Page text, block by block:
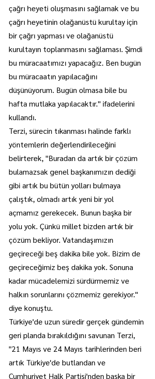
çağrı heyeti oluşmasını sağlamak ve bu
çağrı heyetinin olağanüstü kurultay için
bir çağrı yapması ve olağanüstü
kurultayın toplanmasını sağlaması. Şimdi
bu müracaatımızı yapacağız. Ben bugün
bu müracaatın yapılacağını
düşünüyorum. Bugün olmasa bile bu
hafta mutlaka yapılacaktır." ifadelerini
kullandı.
Terzi, sürecin tıkanması halinde farklı
yöntemlerin değerlendirileceğini
belirterek, "Buradan da artık bir çözüm
bulamazsak genel başkanımızın dediği
gibi artık bu bütün yolları bulmaya
çalıştık, olmadı artık yeni bir yol
açmamız gerekecek. Bunun başka bir
yolu yok. Çünkü millet bizden artık bir
çözüm bekliyor. Vatandaşımızın
geçireceği beş dakika bile yok. Bizim de
geçireceğimiz beş dakika yok. Sonuna
kadar mücadelemizi sürdürmemiz ve
halkın sorunlarını çözmemiz gerekiyor."
diye konuştu.
Türkiye'de uzun süredir gerçek gündemin
geri planda bırakıldığını savunan Terzi,
"21 Mayıs ve 24 Mayıs tarihlerinden beri
artık Türkiye'de butlandan ve
Cumhuriyet Halk Partisi'nden başka bir